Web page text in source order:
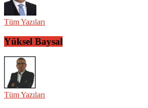
Tüm Yazıları
Yüksel Baysal
Tüm Yazıları